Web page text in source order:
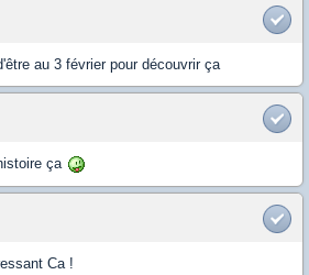
au 3 février pour découvrir ça
ça
Ca !